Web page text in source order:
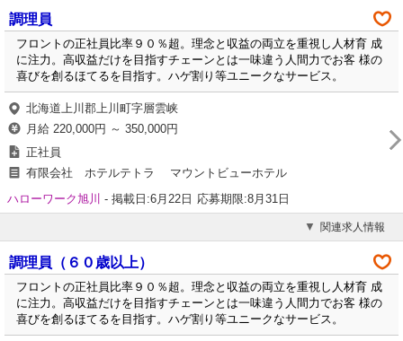
調理員
フロントの正社員比率９０％超。理念と収益の両立を重視し人材育 成
に注力。高収益だけを目指すチェーンとは一味違う人間力でお客 様の
喜びを創るほてるを目指す。ハゲ割り等ユニークなサービス。
北海道上川郡上川町字層雲峡
月給 220,000円 ～ 350,000円
正社員
有限会社 ホテルテトラ マウントビューホテル
ハローワーク旭川 - 掲載日:6月22日 応募期限:8月31日
関連求人情報
調理員（６０歳以上）
フロントの正社員比率９０％超。理念と収益の両立を重視し人材育 成
に注力。高収益だけを目指すチェーンとは一味違う人間力でお客 様の
喜びを創るほてるを目指す。ハゲ割り等ユニークなサービス。